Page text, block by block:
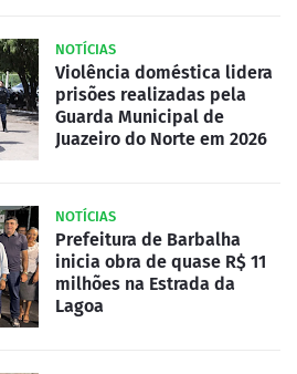
NOTÍCIAS
Violência doméstica lidera
prisões realizadas pela
Guarda Municipal de
Juazeiro do Norte em 2026
NOTÍCIAS
Prefeitura de Barbalha
inicia obra de quase R$ 11
milhões na Estrada da
Lagoa